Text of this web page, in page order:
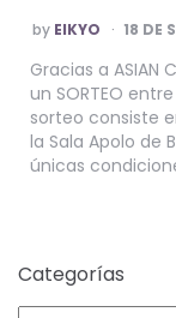
POSTED
BY
by EIKYO 18 DE
Gracias a ASIAN
un SORTEO
sorteo consiste
la Sala Apolo de
únicas
Categorías